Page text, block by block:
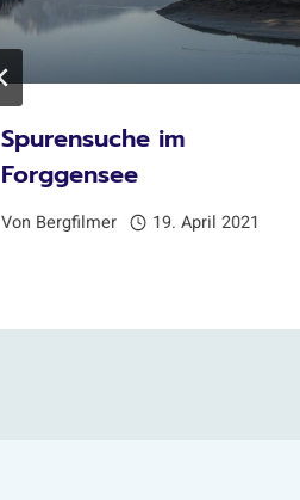
Spurensuche im
Forggensee
Von Bergfilmer 19. April 2021